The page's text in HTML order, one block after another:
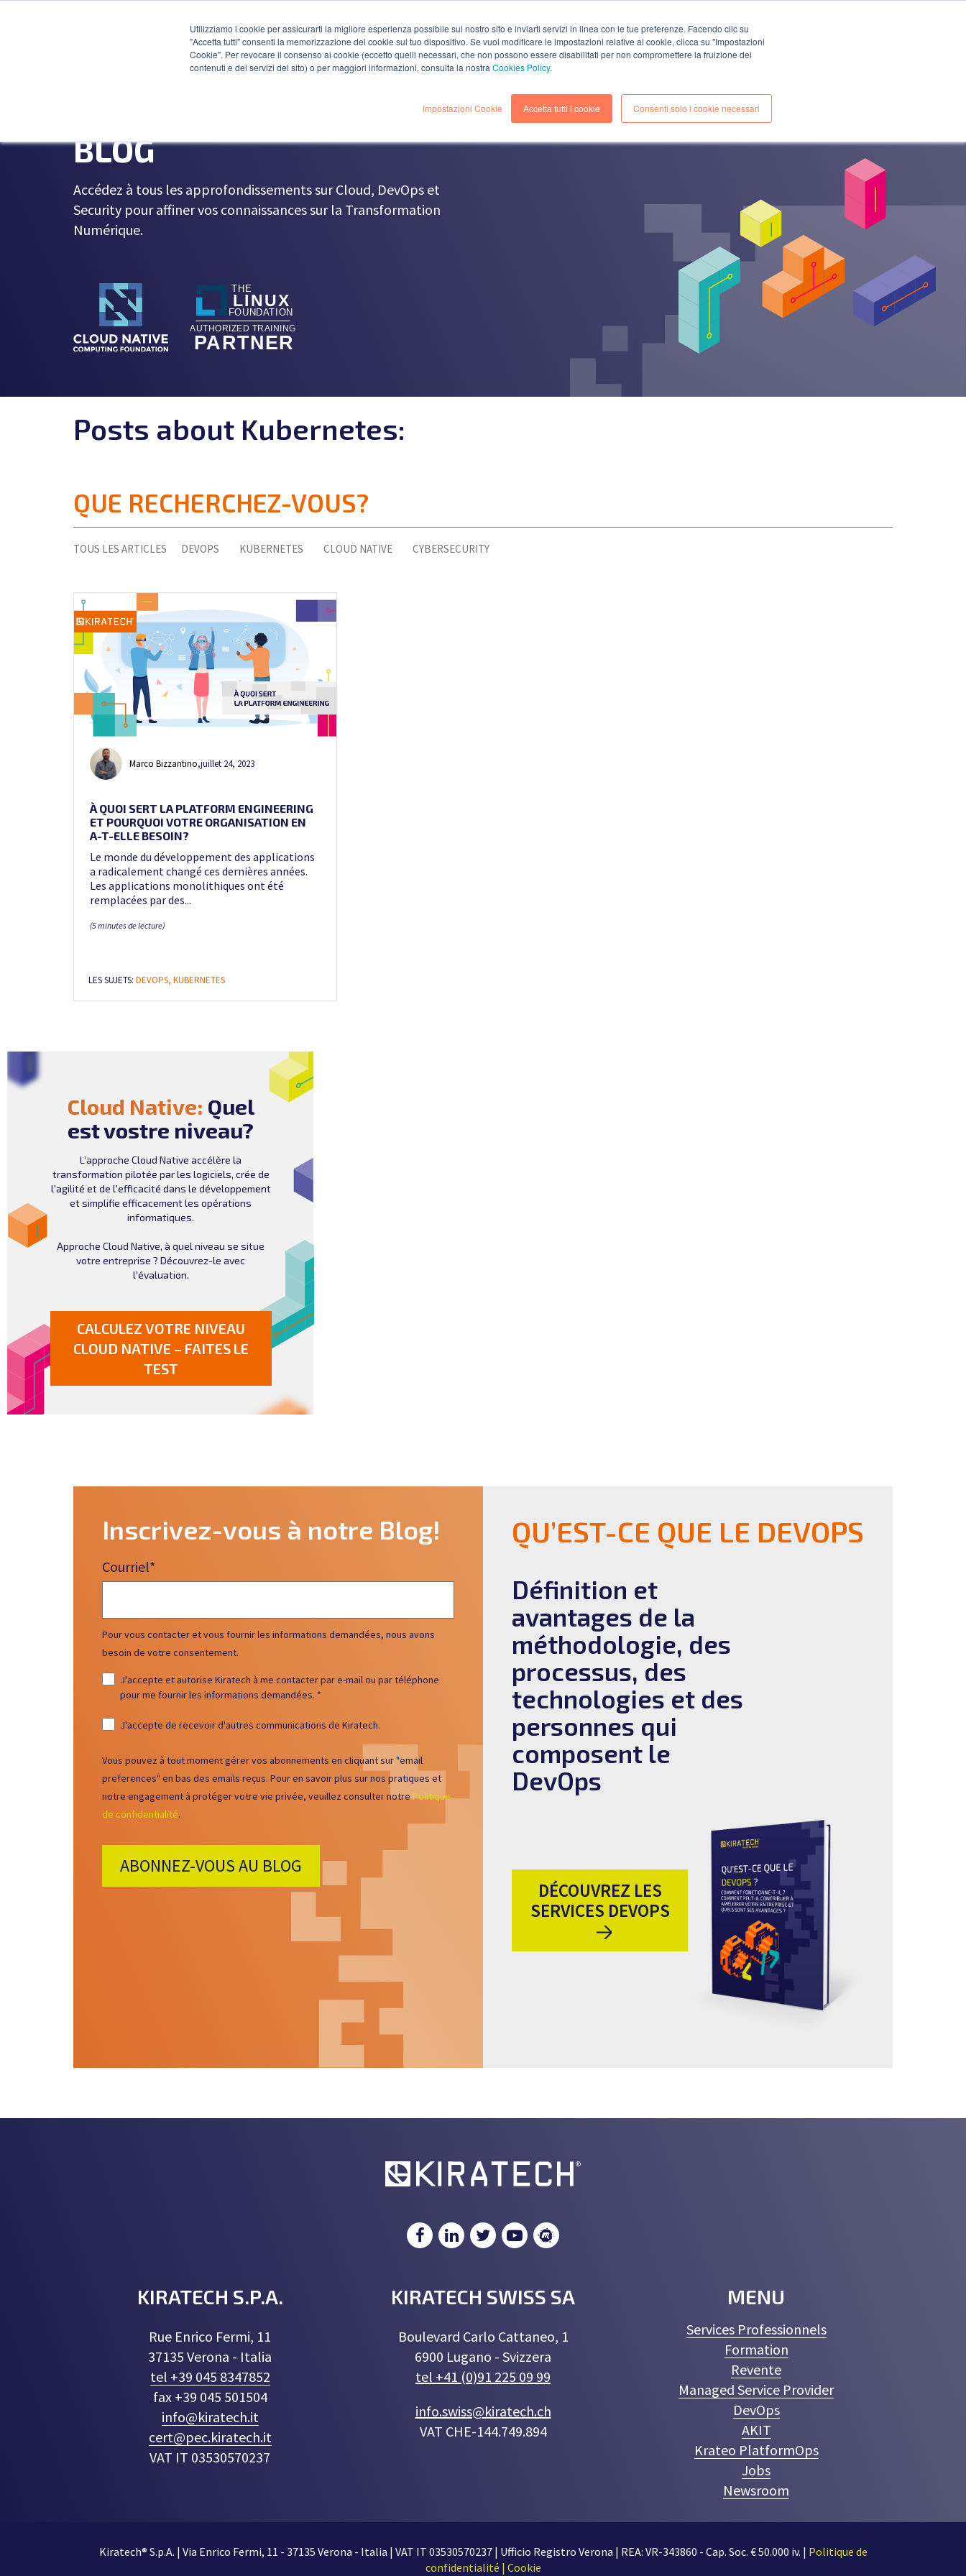
Utilizziamo i cookie per assicurarti la migliore esperienza possibile sul nostro sito e inviarti servizi in linea con le tue preferenze. Facendo clic su
"Accetta tutti" consenti la memorizzazione dei cookie sul tuo dispositivo. Se vuoi modificare le impostazioni relative ai cookie, clicca su "Impostazioni
Cookie". Per revocare il consenso ai cookie (eccetto quelli necessari, che non possono essere disabilitati per non compromettere la fruizione dei
contenuti e dei servizi del sito) o per maggiori informazioni, consulta la nostra Cookies Policy.
Impostazioni Cookie Accetta tutti i cookie Consenti solo i cookie necessari
SOCIÉTÉ SOLUTIONS SERVICES RESSOURCES ÉTUDE DE CAS
BLOG
Accédez à tous les approfondissements surCloud, DevOps et
Security pour affiner vos connaissances sur la Transformation
Numérique.
Posts about Kubernetes:
QUE RECHERCHEZ-VOUS?
TOUS LES ARTICLES DEVOPS KUBERNETES CLOUD NATIVE CYBERSECURITY
Marco Bizzantino,juillet 24, 2023
À QUOI SERT LA PLATFORM ENGINEERING
ET POURQUOI VOTRE ORGANISATION EN
A-T-ELLE BESOIN?
Le monde du développement des applications
a radicalement changé ces dernières années.
Les applications monolithiques ont été
remplacées par des...
(5 minutes de lecture)
LES SUJETS: DEVOPS, KUBERNETES
Cloud Native: Quel
est vostre niveau?
L'approche Cloud Native accélère la
transformation pilotée par les logiciels, crée de
l'agilité et de l'efficacité dans le développement
et simplifie efficacement les opérations
informatiques.
Approche Cloud Native, à quel niveau se situe
votre entreprise ? Découvrez-le avec
l'évaluation.
CALCULEZ VOTRE NIVEAU
CLOUD NATIVE – FAITES LE
TEST
Inscrivez-vous à notre Blog!
Courriel*
Pour vous contacter et vous fournir les informations demandées, nous avons
besoin de votre consentement.
J'accepte et autorise Kiratech à me contacter par e-mail ou par téléphone
pour me fournir les informations demandées. *
J'accepte de recevoir d'autres communications de Kiratech.
Vous pouvez à tout moment gérer vos abonnements en cliquant sur "email
preferences" en bas des emails reçus. Pour en savoir plus sur nos pratiques et
notre engagement à protéger votre vie privée, veuillez consulter notrePolitique
de confidentialité.
QU’EST-CE QUE LE DEVOPS
Définition et
avantages de la
méthodologie, des
processus, des
technologies et des
personnes qui
composent le
DevOps
DÉCOUVREZ LES
SERVICES DEVOPS
KIRATECH S.P.A.
Rue Enrico Fermi, 11
37135 Verona - Italia
tel +39 045 8347852
fax +39 045 501504
info@kiratech.it
cert@pec.kiratech.it
VAT IT 03530570237
KIRATECH SWISS SA
Boulevard Carlo Cattaneo, 1
6900 Lugano - Svizzera
tel +41 (0)91 225 09 99
info.swiss@kiratech.ch
VAT CHE-144.749.894
MENU
Services Professionnels
Formation
Revente
Managed Service Provider
DevOps
AKIT
Krateo PlatformOps
Jobs
Newsroom
Kiratech® S.p.A. | Via Enrico Fermi, 11 - 37135 Verona - Italia | VAT IT 03530570237 | Ufficio Registro Verona | REA: VR-343860 - Cap. Soc. € 50.000 iv. | Politique de
confidentialité | Cookie